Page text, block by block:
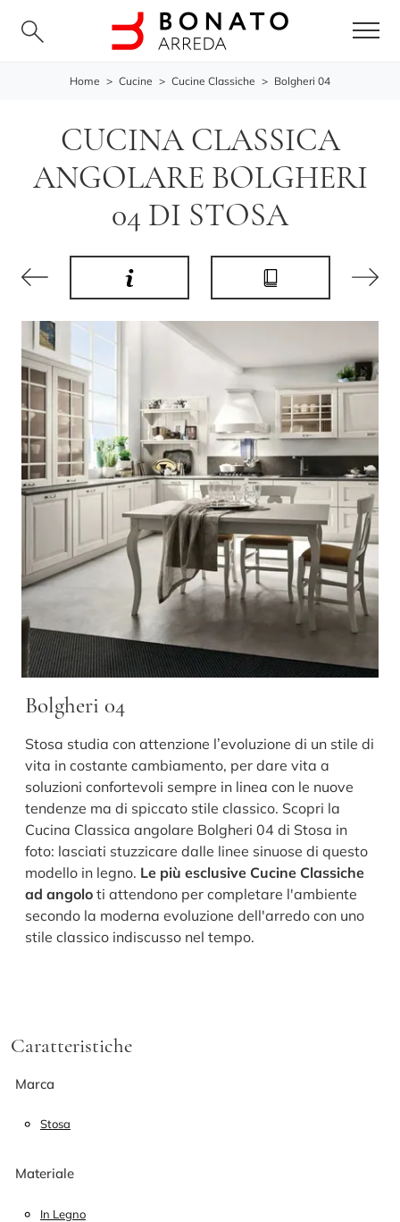
Home > Cucine > Cucine Classiche > Bolgheri 04
CUCINA CLASSICA
ANGOLARE BOLGHERI
04 DI STOSA
Bolgheri 04
Stosa studia con attenzione l’evoluzione di un stile di
vita in costante cambiamento, per dare vita a
soluzioni confortevoli sempre in linea con le nuove
tendenze ma di spiccato stile classico. Scopri la
Cucina Classica angolare Bolgheri 04 di Stosa in
foto: lasciati stuzzicare dalle linee sinuose di questo
modello in legno. Le più esclusive Cucine Classiche
ad angolo ti attendono per completare l'ambiente
secondo la moderna evoluzione dell'arredo con uno
stile classico indiscusso nel tempo.
Caratteristiche
Marca
Stosa
Materiale
In Legno